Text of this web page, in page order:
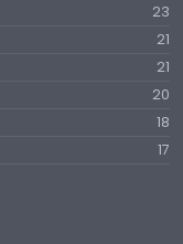
23
21
21
20
18
17